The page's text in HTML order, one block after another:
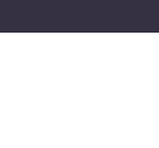
to